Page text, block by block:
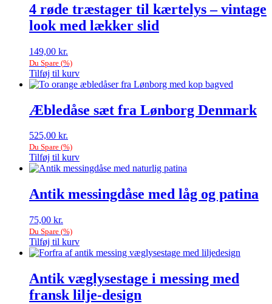
4 røde træstager til kærtelys – vintage
look med lækker slid
149,00 kr.
Du Spare (%)
Tilføj til kurv
Æbledåse sæt fra Lønborg Denmark
525,00 kr.
Du Spare (%)
Tilføj til kurv
Antik messingdåse med låg og patina
75,00 kr.
Du Spare (%)
Tilføj til kurv
Antik væglysestage i messing med
fransk lilje-design